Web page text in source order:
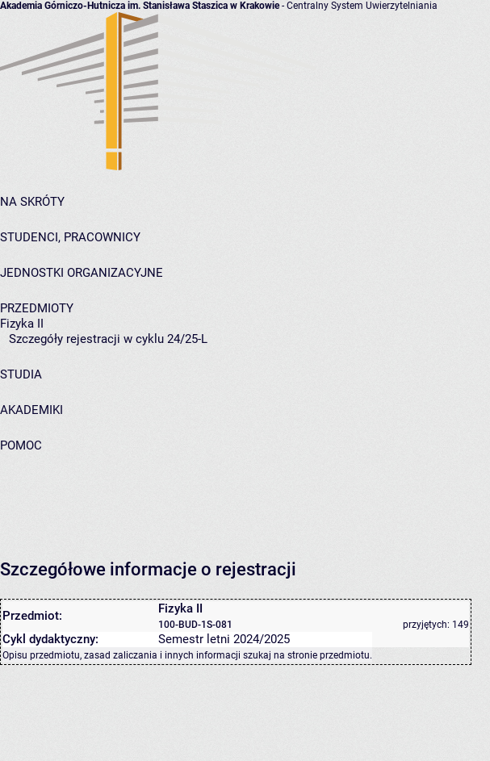
Akademia Górniczo-Hutnicza im. Stanisława Staszica w Krakowie- Centralny System Uwierzytelniania
NA SKRÓTY
STUDENCI, PRACOWNICY
JEDNOSTKI ORGANIZACYJNE
PRZEDMIOTY
Fizyka II
Szczegóły rejestracji w cyklu 24/25-L
STUDIA
AKADEMIKI
POMOC
Szczegółowe informacje o rejestracji
Przedmiot: Fizyka II
100-BUD-1S-081 przyjętych: 149
Cykl dydaktyczny: Semestr letni 2024/2025
Opisu przedmiotu, zasad zaliczania i innych informacji szukaj na stronie przedmiotu.